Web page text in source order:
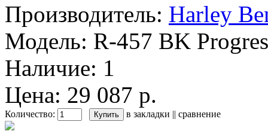
Производитель: Harley
Модель: R-457 BK
Наличие: 1
Цена: 29 087 р.
Количество: в закладки || сравнение